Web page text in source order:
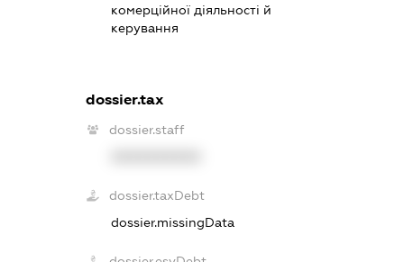
комерційної діяльності й
керування
dossier.tax
dossier.staff
dossier.taxDebt
dossier.missingData